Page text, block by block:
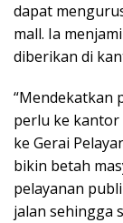
dapat
mall. Ia
diberikan di
“Mendekatkan
perlu ke kantor
ke Gerai
bikin betah
pelayanan
jalan sehingga